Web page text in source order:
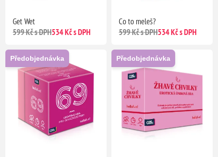
Get Wet
599 Kč s DPH534 Kč s DPH
Co to meleš?
599 Kč s DPH534 Kč s DPH
Předobjednávka Předobjednávka